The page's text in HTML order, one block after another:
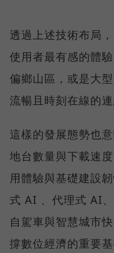
透過上述技術布局
使用者最有感的體
偏鄉山區，或是大
流暢且時刻在線的連
這樣的發展態勢也
地台數量與下載速
用體驗與基礎建設
式 AI 、代理式 AI、
自駕車與智慧城市
撐數位經濟的重要基